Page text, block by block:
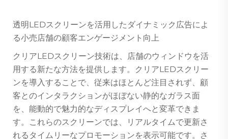
透明LEDスクリーンを活用したダイナミック広告によ
る小売店舗の顧客エンゲージメント向上
クリアLEDスクリーン技術は、店舗のウィンドウを活
用する新たな方法を提供します。クリアLEDスクリー
ンを導入することで、従来はほとんど注目されず、顧
客とのインタラクションがほぼない静的なガラス面
を、能動的で魅力的なディスプレイへと変革できま
す。これらのスクリーンでは、リアルタイムで更新さ
れるタイムリーなプロモーションを表示可能です。さ